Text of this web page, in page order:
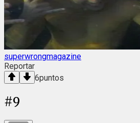
superwrongmagazine
Reportar
6puntos
#9